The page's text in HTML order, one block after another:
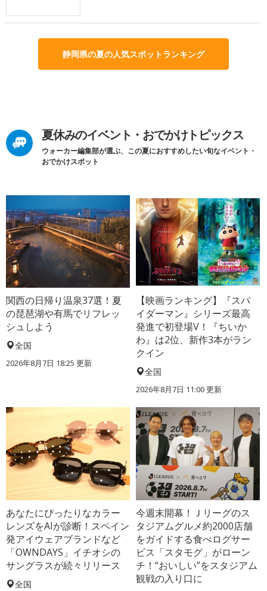
静岡県の夏の人気スポットランキング
夏休みのイベント・おでかけトピックス
ウォーカー編集部が選ぶ、この夏におすすめしたい旬なイベント・
おでかけスポット
関西の日帰り温泉37選！夏
の琵琶湖や有馬でリフレッ
シュしよう
全国
2026年8月7日 18:25 更新
【映画ランキング】『スパ
イダーマン』シリーズ最高
発進で初登場V！『ちいか
わ』は2位、新作3本がラン
クイン
全国
2026年8月7日 11:00更新
あなたにぴったりなカラー
レンズをAIが診断！スペイン
発アイウェアブランドなど
「OWNDAYS」イチオシの
サングラスが続々リリース
全国
今週末開幕！Ｊリーグのス
タジアムグルメ約2000店舗
をガイドする食べログサー
ビス「スタモグ」がローン
チ！“おいしい”をスタジアム
観戦の入り口に